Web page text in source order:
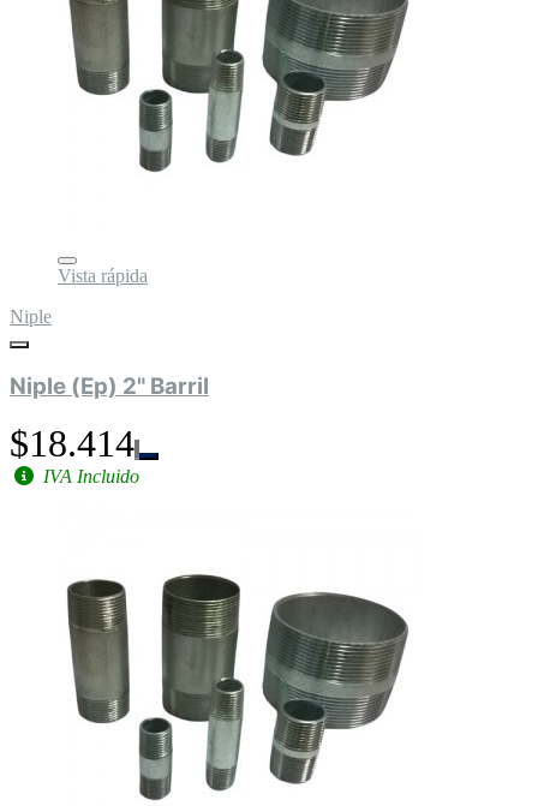
Vista rápida
Niple
Niple (Ep) 2" Barril
$18.414
IVA Incluido